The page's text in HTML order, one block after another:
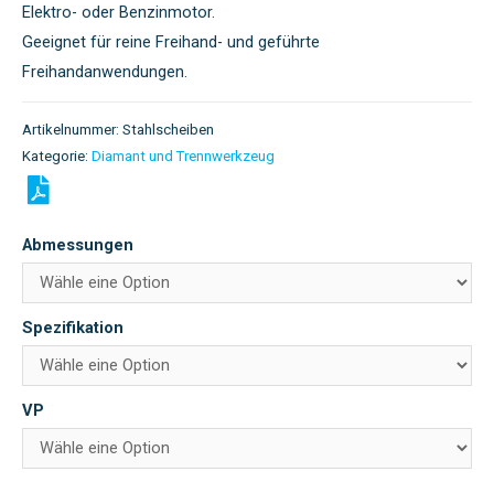
Elektro- oder Benzinmotor.
Geeignet für reine Freihand- und geführte
Freihandanwendungen.
Artikelnummer: Stahlscheiben
Kategorie: Diamant und Trennwerkzeug
Abmessungen
Spezifikation
VP